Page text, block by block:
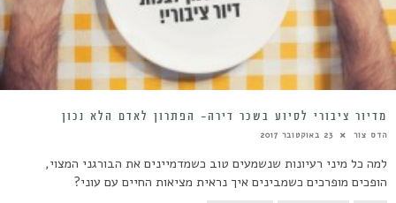
מדיור ציבורי לסיוע בשכר דירה- הפתרון לאדם הלא נכון
הדס צור 23 באוקטובר 2017
למה כל מיני רעיונות שנשמעים טוב כשמדמיינים את הבורגני המצוי,
הופכים מופרכים כשמבינים איך נראית מציאות החיים עם עוני?